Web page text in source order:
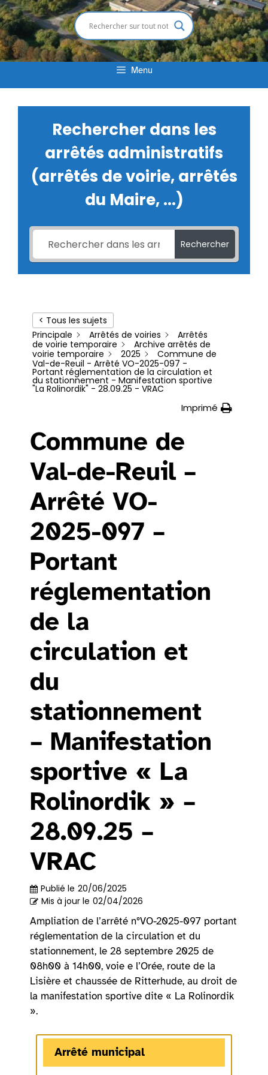
Menu
Rechercher dans les
arrêtés administratifs
(arrêtés de voirie, arrêtés
du Maire, ...)
Rechercher
< Tous les sujets
Principale
Arrêtés de voiries
Arrêtés
de voirie temporaire
Archive arrêtés de
voirie temporaire
2025
Commune de
Val-de-Reuil - Arrêté VO-2025-097 -
Portant réglementation de la circulation et
du stationnement - Manifestation sportive
"La Rolinordik" - 28.09.25 - VRAC
Imprimé
Commune de
Val-de-Reuil –
Arrêté VO-
2025-097 –
Portant
réglementation
de la
circulation et
du
stationnement
– Manifestation
sportive « La
Rolinordik » –
28.09.25 –
VRAC
Publié le 20/06/2025
Mis à jour le 02/04/2026
Ampliation de l’arrêté n°VO-2025-097 portant
réglementation de la circulation et du
stationnement, le 28 septembre 2025 de
08h00 à 14h00, voie e l’Orée, route de la
Lisière et chaussée de Ritterhude, au droit de
la manifestation sportive dite « La Rolinordik
».
Arrêté municipal